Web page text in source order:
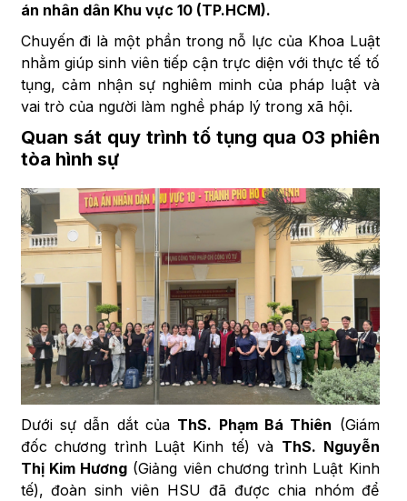
án nhân dân Khu vực 10 (TP.HCM).
Chuyến đi là một phần trong nỗ lực của Khoa Luật
nhằm giúp sinh viên tiếp cận trực diện với thực tế tố
tụng, cảm nhận sự nghiêm minh của pháp luật và
vai trò của người làm nghề pháp lý trong xã hội.
Quan sát quy trình tố tụng qua 03 phiên
tòa hình sự
Dưới sự dẫn dắt của ThS. Phạm Bá Thiên (Giám
đốc chương trình Luật Kinh tế) và ThS. Nguyễn
Thị Kim Hương (Giảng viên chương trình Luật Kinh
tế), đoàn sinh viên HSU đã được chia nhóm để